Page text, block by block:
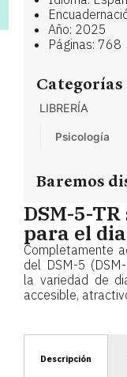
Año: 2025
Páginas: 768
Categorías
LIBRERÍA
Psicología
Baremos
DSM-5-
para el
Completamente
del DSM-5
la variedad de
accesible,
Descripción